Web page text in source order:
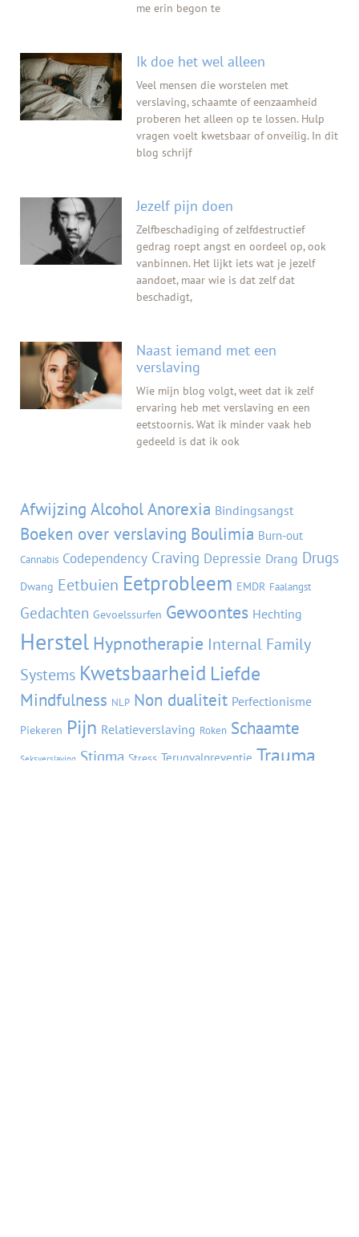
me erin begon te
Ik doe het wel alleen
Veel mensen die worstelen met
verslaving, schaamte of eenzaamheid
proberen het alleen op te lossen. Hulp
vragen voelt kwetsbaar of onveilig. In dit
blog schrijf
Jezelf pijn doen
Zelfbeschadiging of zelfdestructief
gedrag roept angst en oordeel op, ook
vanbinnen. Het lijkt iets wat je jezelf
aandoet, maar wie is dat zelf dat
beschadigt,
Naast iemand met een
verslaving
Wie mijn blog volgt, weet dat ik zelf
ervaring heb met verslaving en een
eetstoornis. Wat ik minder vaak heb
gedeeld is dat ik ook
Afwijzing AlcoholAnorexia Bindingsangst
Boeken over verslaving Boulimia Burn-out
Cannabis Codependency Craving Depressie Drang Drugs
Dwang Eetbuien Eetprobleem EMDR Faalangst
Gedachten Gevoelssurfen Gewoontes Hechting
Herstel Hypnotherapie Internal Family
Systems Kwetsbaarheid Liefde
Mindfulness NLP Non dualiteit Perfectionisme
Piekeren Pijn Relatieverslaving Roken Schaamte
Seksverslaving Stigma Stress Terugvalpreventie Trauma